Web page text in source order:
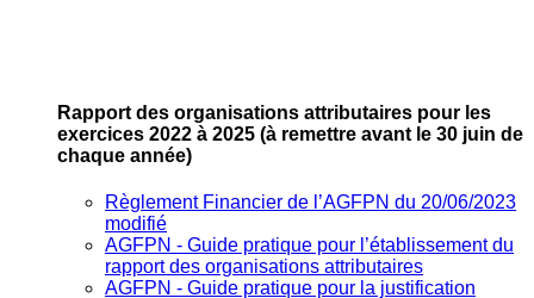
Rapport des organisations attributaires pour les
exercices 2022 à 2025 (à remettre avant le 30 juin de
chaque année)
Règlement Financier de l’AGFPN du 20/06/2023
modifié
AGFPN ‐ Guide pratique pour l’établissement du
rapport des organisations attributaires
AGFPN ‐ Guide pratique pour la justification